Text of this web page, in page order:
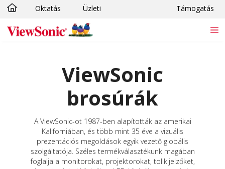
Ugrás a fő tartalomra
Oktatás Üzleti Támogatás
ViewSonic
brosúrák
A ViewSonic-ot 1987-ben alapították az amerikai
Kaliforniában, és több mint 35 éve a vizuális
prezentációs megoldások egyik vezető globális
szolgáltatója. Széles termékválasztékunk magában
foglalja a monitorokat, projektorokat, tollkijelzőket,